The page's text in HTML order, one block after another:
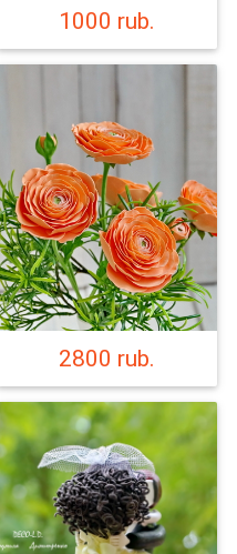
1000 rub.
2800 rub.